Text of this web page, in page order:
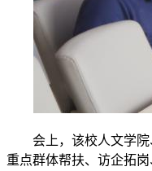
会上，该校人文学
重点群体帮扶、访企拓